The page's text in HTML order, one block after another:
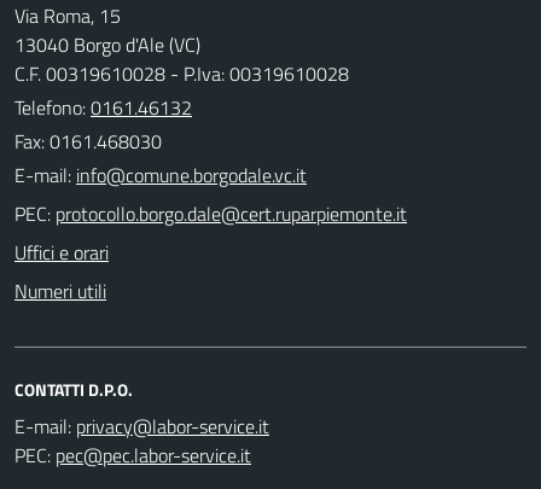
Via Roma, 15
13040 Borgo d'Ale (VC)
C.F. 00319610028 - P.Iva: 00319610028
Telefono:0161.46132
Fax: 0161.468030
E-mail:
PEC:
Uffici e orari
Numeri utili
CONTATTI D.P.O.
E-mail:
PEC: